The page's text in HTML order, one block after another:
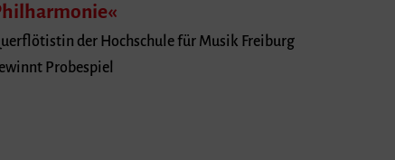
der Hochschule für Musik Freiburg
Probespiel